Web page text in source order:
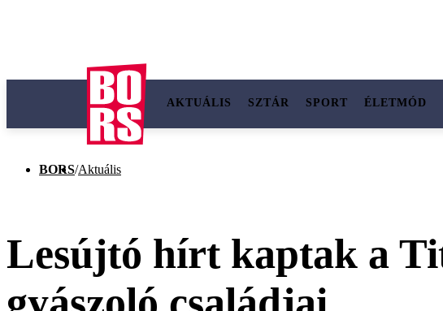
AKTUÁLIS SZTÁR SPORT ÉLETMÓD
BORS/Aktuális
Lesújtó hírt kaptak a